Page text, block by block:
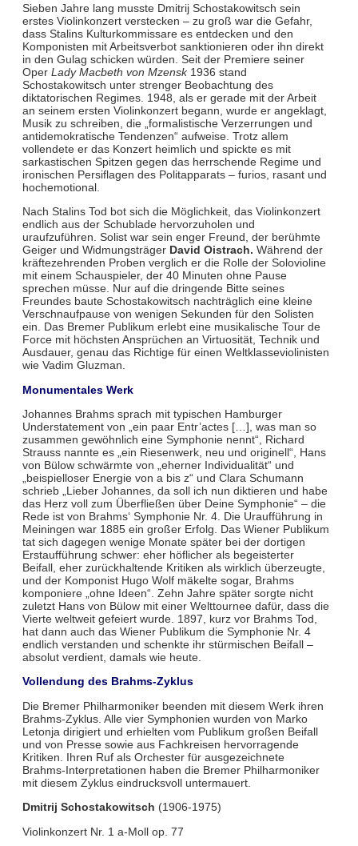
Sieben Jahre lang musste Dmitrij Schostakowitsch sein
erstes Violinkonzert verstecken – zu groß war die Gefahr,
dass Stalins Kulturkommissare es entdecken und den
Komponisten mit Arbeitsverbot sanktionieren oder ihn direkt
in den Gulag schicken würden. Seit der Premiere seiner
Oper Lady Macbeth von Mzensk1936 stand
Schostakowitsch unter strenger Beobachtung des
diktatorischen Regimes. 1948, als er gerade mit der Arbeit
an seinem ersten Violinkonzert begann, wurde er angeklagt,
Musik zu schreiben, die „formalistische Verzerrungen und
antidemokratische Tendenzen“ aufweise. Trotz allem
vollendete er das Konzert heimlich und spickte es mit
sarkastischen Spitzen gegen das herrschende Regime und
ironischen Persiflagen des Politapparats – furios, rasant und
hochemotional.
Nach Stalins Tod bot sich die Möglichkeit, das Violinkonzert
endlich aus der Schublade hervorzuholen und
uraufzuführen. Solist war sein enger Freund, der berühmte
Geiger und Widmungsträger David Oistrach. Während der
kräftezehrenden Proben verglich er die Rolle der Solovioline
mit einem Schauspieler, der 40 Minuten ohne Pause
sprechen müsse. Nur auf die dringende Bitte seines
Freundes baute Schostakowitsch nachträglich eine kleine
Verschnaufpause von wenigen Sekunden für den Solisten
ein. Das Bremer Publikum erlebt eine musikalische Tour de
Force mit höchsten Ansprüchen an Virtuosität, Technik und
Ausdauer, genau das Richtige für einen Weltklasseviolinisten
wie Vadim Gluzman.
Monumentales Werk
Johannes Brahms sprach mit typischen Hamburger
Understatement von „ein paar Entr’actes […], was man so
zusammen gewöhnlich eine Symphonie nennt“, Richard
Strauss nannte es „ein Riesenwerk, neu und originell“, Hans
von Bülow schwärmte von „eherner Individualität“ und
„beispielloser Energie von a bis z“ und Clara Schumann
schrieb „Lieber Johannes, da soll ich nun diktieren und habe
das Herz voll zum Überfließen über Deine Symphonie“ – die
Rede ist von Brahms‘ Symphonie Nr. 4. Die Uraufführung in
Meiningen war 1885 ein großer Erfolg. Das Wiener Publikum
tat sich dagegen wenige Monate später bei der dortigen
Erstaufführung schwer: eher höflicher als begeisterter
Beifall, eher zurückhaltende Kritiken als wirklich überzeugte,
und der Komponist Hugo Wolf mäkelte sogar, Brahms
komponiere „ohne Ideen“. Zehn Jahre später sorgte nicht
zuletzt Hans von Bülow mit einer Welttournee dafür, dass die
Vierte weltweit gefeiert wurde. 1897, kurz vor Brahms Tod,
hat dann auch das Wiener Publikum die Symphonie Nr. 4
endlich verstanden und schenkte ihr stürmischen Beifall –
absolut verdient, damals wie heute.
Vollendung des Brahms-Zyklus
Die Bremer Philharmoniker beenden mit diesem Werk ihren
Brahms-Zyklus. Alle vier Symphonien wurden von Marko
Letonja dirigiert und erhielten vom Publikum großen Beifall
und von Presse sowie aus Fachkreisen hervorragende
Kritiken. Ihren Ruf als Orchester für ausgezeichnete
Brahms-Interpretationen haben die Bremer Philharmoniker
mit diesem Zyklus eindrucksvoll untermauert.
Dmitrij Schostakowitsch (1906-1975)
Violinkonzert Nr. 1 a-Moll op. 77